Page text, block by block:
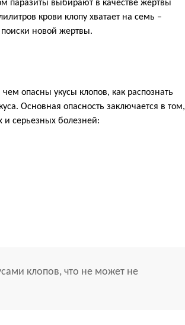
паразиты выбирают в качестве жертвы
крови клопу хватает на семь –
поиски новой жертвы.
опасны укусы клопов, как распознать
Основная опасность заключается в том,
серьезных болезней:
клопов, что не может не